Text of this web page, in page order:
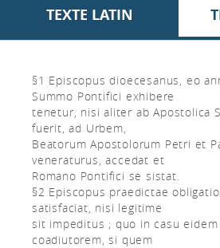
TEXTE LATIN
§1 Episcopus dioecesanus, eo
Summo Pontifici exhibere
tenetur, nisi aliter ab Apostolica
fuerit, ad Urbem,
Beatorum Apostolorum Petri et
veneraturus, accedat et
Romano Pontifici se sistat.
§2 Episcopus praedictae
satisfaciat, nisi legitime
sit impeditus ; quo in casu
coadiutorem, si quem